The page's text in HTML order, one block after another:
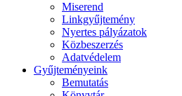
Miserend
Linkgyűjtemény
Nyertes pályázatok
Közbeszerzés
Adatvédelem
Gyűjteményeink
Bemutatás